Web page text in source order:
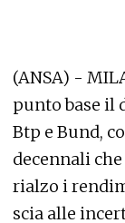
(ANSA) -
punto base il
Btp e Bund,
decennali
rialzo i
scia alle